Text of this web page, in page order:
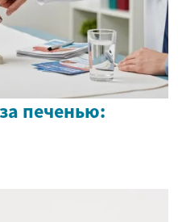
печенью: